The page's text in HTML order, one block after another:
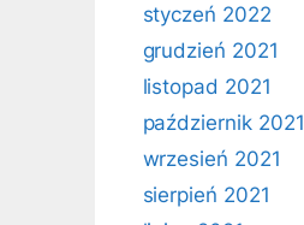
styczeń 2022
grudzień 2021
listopad 2021
październik 2021
wrzesień 2021
sierpień 2021